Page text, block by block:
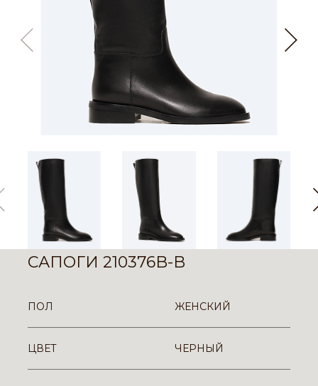
САПОГИ 210376B-B
ПОЛ ЖЕНСКИЙ
ЦВЕТ ЧЕРНЫЙ